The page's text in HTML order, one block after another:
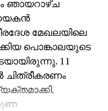
ഞായറാഴ്ച
മേഖലയിലെ
പൊങ്കാലയുടെ
11
ചിത്രീകരണം